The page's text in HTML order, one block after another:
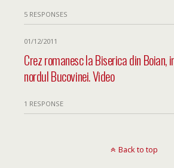
5 RESPONSES
01/12/2011
Crez romanesc la Biserica din Boian,
nordul Bucovinei. Video
1 RESPONSE
Back to top